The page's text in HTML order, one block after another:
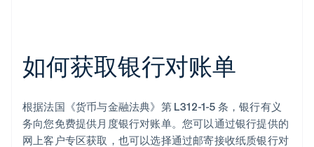
如何获取银行对账单
根据法国《货币与金融法典》第 L312-1-5 条，银行有义
务向您免费提供月度银行对账单。您可以通过银行提供的
网上客户专区获取，也可以选择通过邮寄接收纸质银行对